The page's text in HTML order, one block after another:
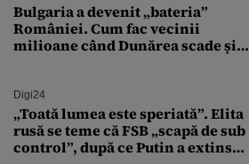
Bulgaria a devenit „bateria”
României. Cum fac vecinii
milioane când Dunărea scade și
Digi24
„Toată lumea este speriată”. Elita
rusă se teme că FSB „scapă de sub
control”, după ce Putin a extins